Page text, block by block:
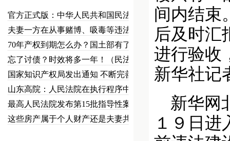
官方正式版：中华人民共和国民法总…
夫妻一方在从事赌博、吸毒等违法犯…
70年产权到期怎么办？国土部有了…
忘了讨债？时效将多一年！（民法草…
国家知识产权局发出通知 不断完善…
山东高院：人民法院在执行程序中可…
最高人民法院发布第15批指导性案…
这些房产属于个人财产还是夫妻共同…
间内结束
后及时汇
进行验收
新华社记
新华网
１９日进